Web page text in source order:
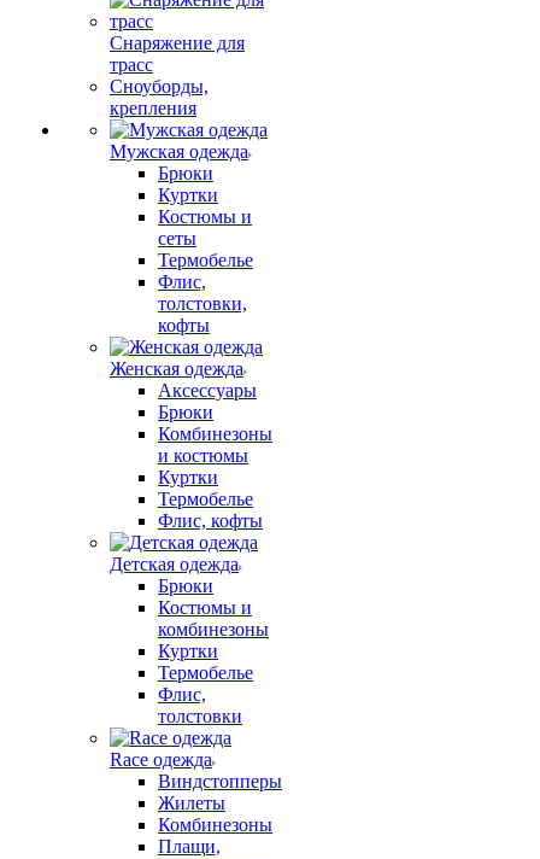
Снаряжение для
трасс
Сноуборды,
крепления
Мужская одежда
Брюки
Куртки
Костюмы и
сеты
Термобелье
Флис,
толстовки,
кофты
Женская одежда
Аксессуары
Брюки
Комбинезоны
и костюмы
Куртки
Термобелье
Флис, кофты
Детская одежда
Брюки
Костюмы и
комбинезоны
Куртки
Термобелье
Флис,
толстовки
Race одежда
Виндстопперы
Жилеты
Комбинезоны
Плащи,